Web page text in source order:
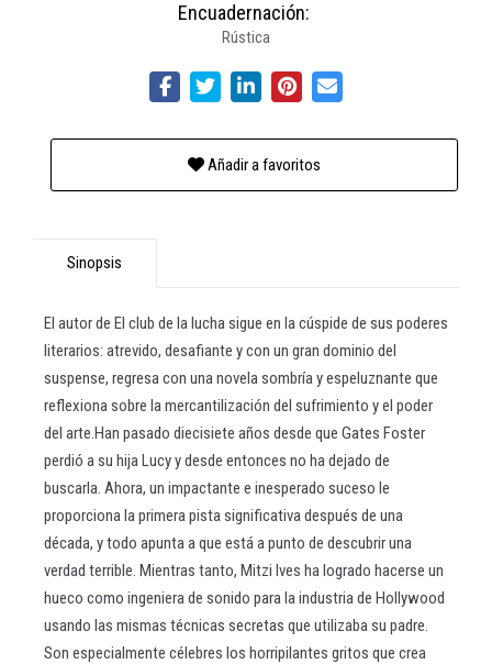
Encuadernación:
Rústica
Añadir a favoritos
Sinopsis
El autor de El club de la lucha sigue en la cúspide de sus poderes
literarios: atrevido, desafiante y con un gran dominio del
suspense, regresa con una novela sombría y espeluznante que
reflexiona sobre la mercantilización del sufrimiento y el poder
del arte.Han pasado diecisiete años desde que Gates Foster
perdió a su hija Lucy y desde entonces no ha dejado de
buscarla. Ahora, un impactante e inesperado suceso le
proporciona la primera pista significativa después de una
década, y todo apunta a que está a punto de descubrir una
verdad terrible. Mientras tanto, Mitzi Ives ha logrado hacerse un
hueco como ingeniera de sonido para la industria de Hollywood
usando las mismas técnicas secretas que utilizaba su padre.
Son especialmente célebres los horripilantes gritos que crea